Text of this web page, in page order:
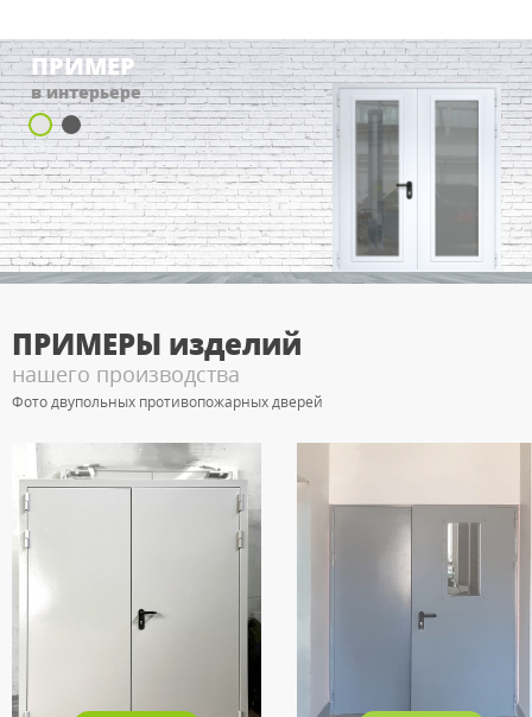
ПРИМЕР
в интерьере
ПРИМЕРЫ изделий
нашего производства
Фото двупольных противопожарных дверей